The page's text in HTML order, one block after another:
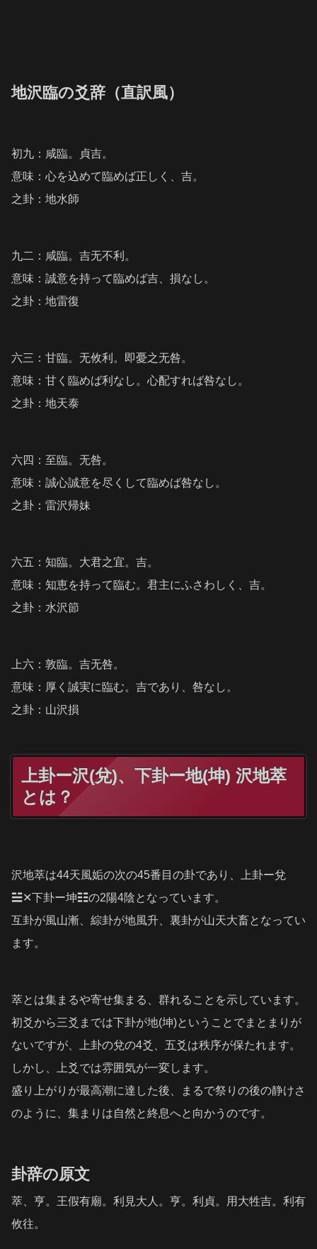
地沢臨の爻辞（直訳風）
初九：咸臨。貞吉。
意味：心を込めて臨めば正しく、吉。
之卦：地水師
九二：咸臨。吉无不利。
意味：誠意を持って臨めば吉、損なし。
之卦：地雷復
六三：甘臨。无攸利。即憂之无咎。
意味：甘く臨めば利なし。心配すれば咎なし。
之卦：地天泰
六四：至臨。无咎。
意味：誠心誠意を尽くして臨めば咎なし。
之卦：雷沢帰妹
六五：知臨。大君之宜。吉。
意味：知恵を持って臨む。君主にふさわしく、吉。
之卦：水沢節
上六：敦臨。吉无咎。
意味：厚く誠実に臨む。吉であり、咎なし。
之卦：山沢損
上卦ー沢(兌)、下卦ー地(坤) 沢地萃
とは？
沢地萃は44天風姤の次の45番目の卦であり、上卦ー兌
☱✕下卦ー坤☷の2陽4陰となっています。
互卦が風山漸、綜卦が地風升、裏卦が山天大畜となってい
ます。
萃とは集まるや寄せ集まる、群れることを示しています。
初爻から三爻までは下卦が地(坤)ということでまとまりが
ないですが、上卦の兌の4爻、五爻は秩序が保たれます。
しかし、上爻では雰囲気が一変します。
盛り上がりが最高潮に達した後、まるで祭りの後の静けさ
のように、集まりは自然と終息へと向かうのです。
卦辞の原文
萃、亨。王假有廟。利見大人。亨。利貞。用大牲吉。利有
攸往。